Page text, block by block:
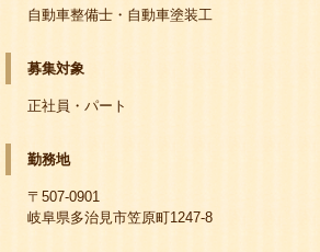
自動車整備士・自動車塗装工
募集対象
正社員・パート
勤務地
〒507-0901
岐阜県多治見市笠原町1247-8